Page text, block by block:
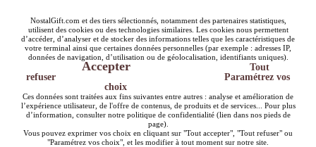
NostalGift.com et des tiers sélectionnés, notamment des partenaires statistiques,
utilisent des cookies ou des technologies similaires. Les cookies nous permettent
d’accéder, d’analyser et de stocker des informations telles que les caractéristiques de
votre terminal ainsi que certaines données personnelles (par exemple : adresses IP,
données de navigation, d’utilisation ou de géolocalisation, identifiants uniques).
Accepter
Tout
refuser
Paramétrez vos
choix
Ces données sont traitées aux fins suivantes entre autres : analyse et amélioration de
l’expérience utilisateur, de l'offre de contenus, de produits et de services... Pour plus
d’information, consulter notre politique de confidentialité (lien dans nos pieds de
page).
Vous pouvez exprimer vos choix en cliquant sur "Tout accepter", "Tout refuser" ou
"Paramétrez vos choix", et les modifier à tout moment sur notre site.